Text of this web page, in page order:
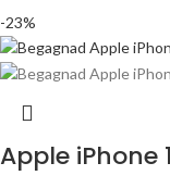
-23%
Apple iPhone